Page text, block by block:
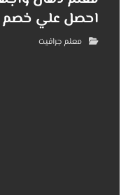
احصل علي خصم
معلم جرافيت